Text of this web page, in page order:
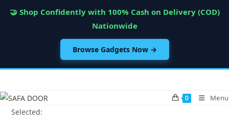
🤝 Shop Confidently with 100% Cash on Delivery (COD)
Nationwide
Browse Gadgets Now →
content
0 Menu
Selected: